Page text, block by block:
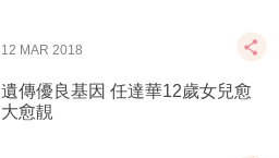
12 MAR 2018
遺傳優良基因 任達華12歲女兒愈
大愈靚